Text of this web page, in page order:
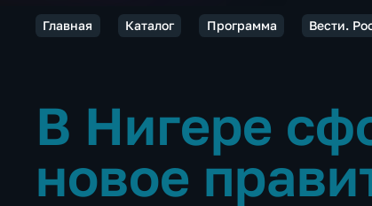
Главная Каталог Программа Вести.
В Нигере
новое